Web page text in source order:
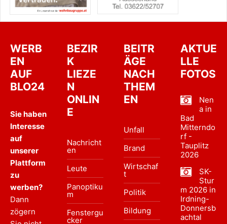
WERB
EN
AUF
BLO24
Sie haben
Interesse
auf
unserer
Plattform
zu
werben?
Dann
zögern
BEZIR
K
LIEZE
N
ONLIN
E
Nachricht
en
Leute
Panoptiku
m
Fenstergu
cker
BEITR
ÄGE
NACH
THEM
EN
Unfall
Brand
Wirtschaf
t
Politik
Bildung
AKTUE
LLE
FOTOS
Nen
a in
Bad
Mitterndo
rf -
Tauplitz
2026
SK-
Stur
m 2026 in
Irdning-
Donnersb
achtal